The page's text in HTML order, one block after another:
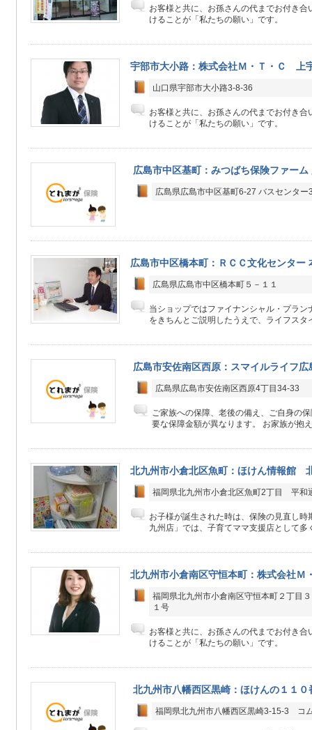
お客様と共に、お孫さんの代までお付き
けることが「私たちの願い」です。
宇部市大小路：株式会社Ｍ・Ｔ・Ｃ 上
山口県宇部市大小路3-8-36
お客様と共に、お孫さんの代までお付き
けることが「私たちの願い」です。
広島市中区基町：みつばち保険ファー
広島県広島市中区基町6-27 バスセンター
広島市中区橋本町：ＲＣＣ文化センター
広島県広島市中区橋本町５－１１
当ショップではファイナンシャル・プラ
をきちんとご説明したうえで、ライフスタ
広島市安佐南区西原：スマイルライフ広
広島県広島市安佐南区西原4丁目34-33
ご家族への保障、老後の備え、ご自身の
要な保障金額が異なります。 お家族が抱
北九州市小倉北区魚町：ほけん情報館
福岡県北九州市小倉北区魚町2丁目 平和
お子様が誕生された時は、保険の見直し
九州店」では、子育てママ支援店として多
北九州市小倉南区守恒本町：株式会社Ｍ
福岡県北九州市小倉南区守恒本町２丁目
１号
お客様と共に、お孫さんの代までお付き
けることが「私たちの願い」です。
北九州市八幡西区黒崎：ほけんの１１
福岡県北九州市八幡西区黒崎3-15-3 コ